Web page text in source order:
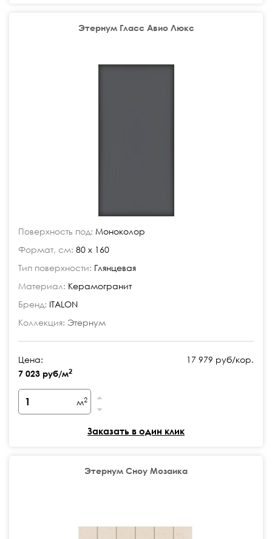
Этернум Гласс Авио Люкс
Поверхность под: Моноколор
Формат, см: 80 x 160
Тип поверхности: Глянцевая
Материал: Керамогранит
Бренд: ITALON
Коллекция: Этернум
Цена:
7 023 руб/м2
17 979 руб/кор.
м2
Заказать в один клик
Этернум Сноу Мозаика